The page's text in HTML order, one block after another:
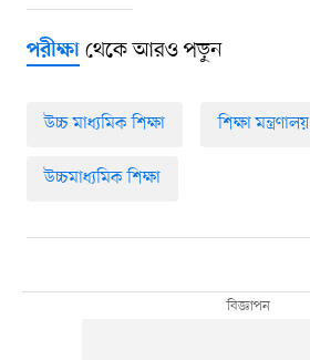
পরীক্ষাথেকে আরও পড়ুন
উচ্চ মাধ্যমিক শিক্ষা শিক্ষা মন্ত্রণালয়
উচ্চমাধ্যমিক শিক্ষা